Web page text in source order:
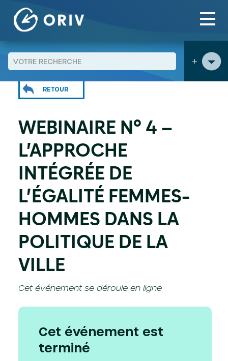
Aller au contenu
+
Agenda >
Webinaire n° 4 – L'approche intégrée de l’égalité
femmes-hommes dans la politique de la ville
RETOUR
WEBINAIRE N° 4 –
L’APPROCHE
INTÉGRÉE DE
L’ÉGALITÉ FEMMES-
HOMMES DANS LA
POLITIQUE DE LA
VILLE
Cet événement se déroule en ligne
Cet événement est
terminé
Panneau de gestion des cookies